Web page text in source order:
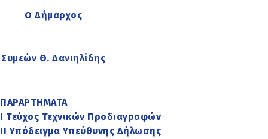
Ο Δήμαρχος
Συμεών Θ. Δανιηλίδης
ΠΑΡΑΡΤΗΜΑΤΑ
Ι Τεύχος Τεχνικών Προδιαγραφών
ΙΙ Υπόδειγμα Υπεύθυνης Δήλωσης